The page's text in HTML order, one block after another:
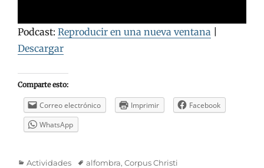
Podcast: Reproducir en una nueva ventana
Descargar
Comparte esto:
Correo electrónico Imprimir
Facebook
WhatsApp
Categorías
Actividades Etiquetas
alfombra, Corpus Christi